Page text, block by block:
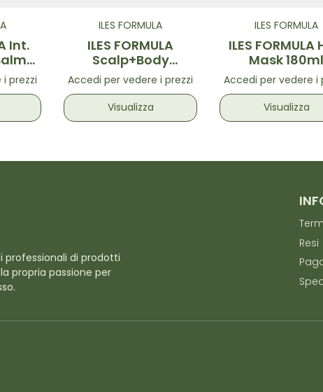
Int.
prezzi
ILES FORMULA
ILES FORMULA
Scalp+Body
Exfoliant 180ml
Accedi per vedere i prezzi
Visualizza
ILES FORMULA
ILES FORMULA
Mask 180ml
Accedi per vedere i
Visualizza
professionali di prodotti
propria passione per
Resi